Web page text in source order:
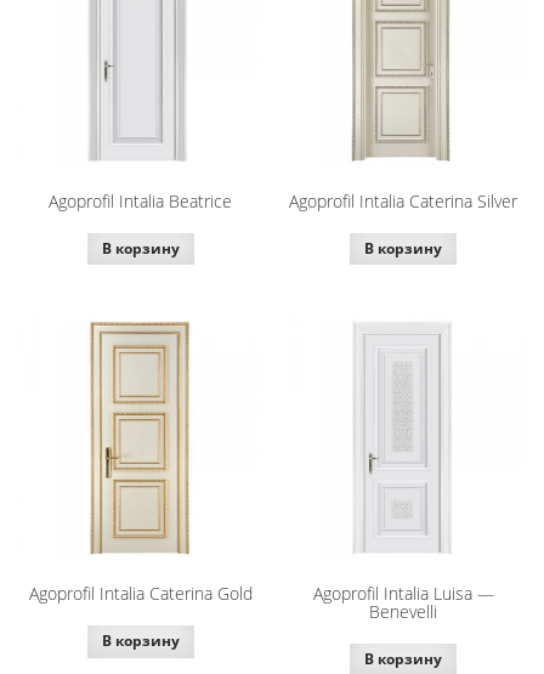
Agoprofil Intalia Beatrice
В корзину
Agoprofil Intalia Caterina Silver
В корзину
Agoprofil Intalia Caterina Gold
В корзину
Agoprofil Intalia Luisa —
Benevelli
В корзину